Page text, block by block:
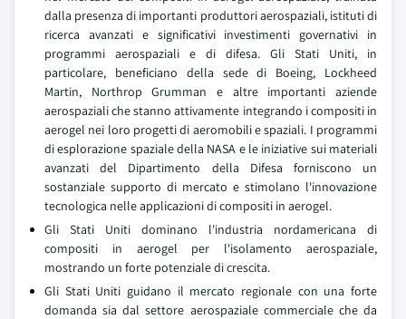
dalla presenza di importanti produttori aerospaziali, istituti di
ricerca avanzati e significativi investimenti governativi in
programmi aerospaziali e di difesa. Gli Stati Uniti, in
particolare, beneficiano della sede di Boeing, Lockheed
Martin, Northrop Grumman e altre importanti aziende
aerospaziali che stanno attivamente integrando i compositi in
aerogel nei loro progetti di aeromobili e spaziali. I programmi
di esplorazione spaziale della NASA e le iniziative sui materiali
avanzati del Dipartimento della Difesa forniscono un
sostanziale supporto di mercato e stimolano l'innovazione
tecnologica nelle applicazioni di compositi in aerogel.
Gli Stati Uniti dominano l'industria nordamericana di
compositi in aerogel per l'isolamento aerospaziale,
mostrando un forte potenziale di crescita.
Gli Stati Uniti guidano il mercato regionale con una forte
domanda sia dal settore aerospaziale commerciale che da